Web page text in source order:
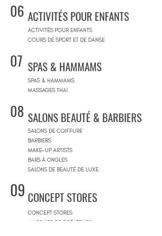
06 ACTIVITÉS POUR ENFANTS
ACTIVITÉS POUR ENFANTS
COURS DE SPORT ET DE DANSE
07 SPAS & HAMMAMS
SPAS & HAMMAMS
MASSAGES THAÏ
08 SALONS BEAUTÉ & BARBIERS
SALONS DE COIFFURE
BARBIERS
MAKE-UP ARTISTS
BARS À ONGLES
SALONS DE BEAUTÉ DE LUXE
09 CONCEPT STORES
CONCEPT STORES
MARQUES DE CRÉATEURS